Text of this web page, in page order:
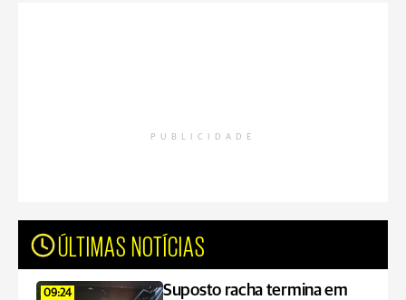
PUBLICIDADE
ÚLTIMAS NOTÍCIAS
09:24
Suposto racha termina em